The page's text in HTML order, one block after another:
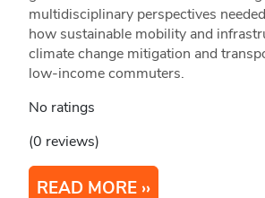
multidisciplinary perspectives
how sustainable mobility and
climate change mitigation and
low-income commuters.
No ratings
(0 reviews)
READ MORE